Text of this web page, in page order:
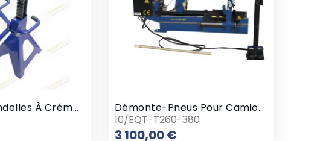
Paire De Chandelles À Crémaillère Fixe Avec Cliquet
Démonte-Pneus Pour Camions 26"
10/EQT-T260-380
3 100,00 €Prix